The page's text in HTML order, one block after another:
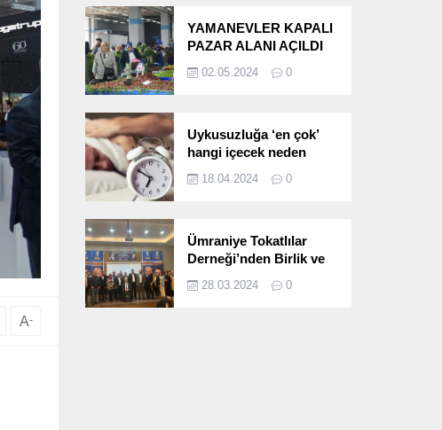
A-
YAMANEVLER KAPALI
PAZAR ALANI AÇILDI
02.05.2024 0
Uykusuzluğa ‘en çok’
hangi içecek neden
18.04.2024 0
Ümraniye Tokatlılar
Derneği’nden Birlik ve
Programı
28.03.2024 0